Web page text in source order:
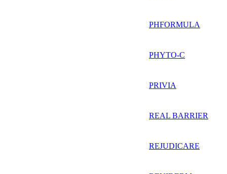
PHFORMULA
PHYTO-C
PRIVIA
REAL BARRIER
REJUDICARE